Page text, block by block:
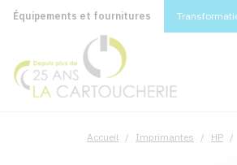
Équipements et fournitures
Accueil / Imprimantes / HP /